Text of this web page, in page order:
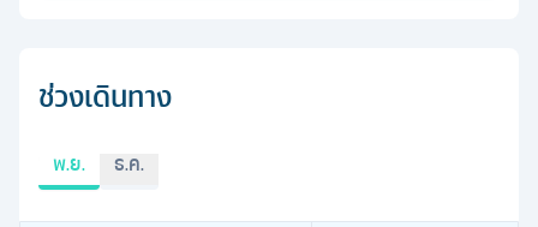
ช่วงเดินทาง
พ.ย. ธ.ค.